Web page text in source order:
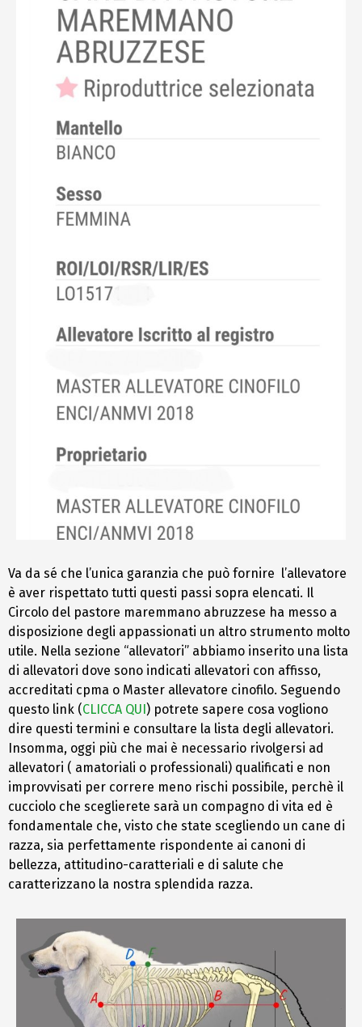
Va da sé che l’unica garanzia che può fornire l’allevatore
è aver rispettato tutti questi passi sopra elencati. Il
Circolo del pastore maremmano abruzzese ha messo a
disposizione degli appassionati un altro strumento molto
utile. Nella sezione “allevatori” abbiamo inserito una lista
di allevatori dove sono indicati allevatori con affisso,
accreditati cpma o Master allevatore cinofilo. Seguendo
questo link (CLICCA QUI) potrete sapere cosa vogliono
dire questi termini e consultare la lista degli allevatori.
Insomma, oggi più che mai è necessario rivolgersi ad
allevatori ( amatoriali o professionali) qualificati e non
improvvisati per correre meno rischi possibile, perchè il
cucciolo che sceglierete sarà un compagno di vita ed è
fondamentale che, visto che state scegliendo un cane di
razza, sia perfettamente rispondente ai canoni di
bellezza, attitudino-caratteriali e di salute che
caratterizzano la nostra splendida razza.